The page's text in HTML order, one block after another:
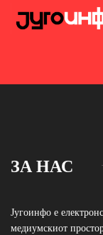
ЗА НАС
Југоинфо е
медиумскиот